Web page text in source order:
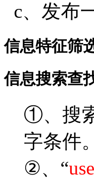
c、发布
信息特征筛
信息搜索查
①、搜
字条件。
②、“